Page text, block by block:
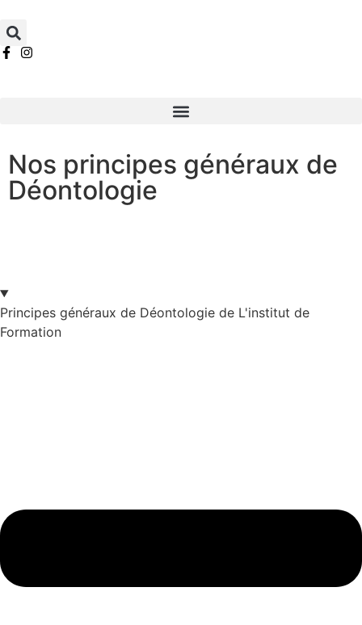
Nos principes généraux de
Déontologie
Principes généraux de Déontologie de L'institut de
Formation